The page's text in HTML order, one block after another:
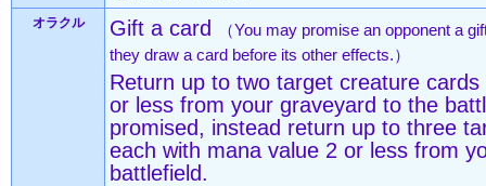
オラクル Gift a card
（You may promise an opponent a
they draw a card before its other effects.）
Return up to two target creature
or less from your graveyard to the
promised, instead return up to three
each with mana value 2 or less from
battlefield.